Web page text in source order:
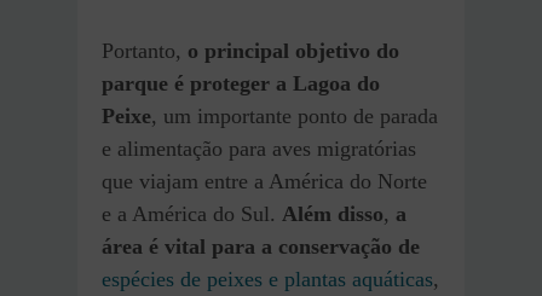
Portanto, o principal objetivo do
parque é proteger a Lagoa do
Peixe, um importante ponto de parada
e alimentação para aves migratórias
que viajam entre a América do Norte
e a América do Sul. Além disso, a
área é vital para a conservação de
espécies de peixes e plantas aquáticas,